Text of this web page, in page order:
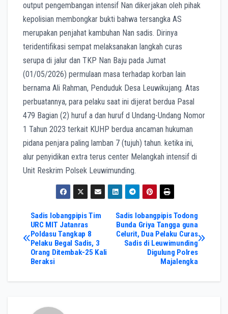
output pengembangan intensif Nan dikerjakan oleh pihak
kepolisian membongkar bukti bahwa tersangka AS
merupakan penjahat kambuhan Nan sadis. Dirinya
teridentifikasi sempat melaksanakan langkah curas
serupa di jalur dan TKP Nan Baju pada Jumat
(01/05/2026) permulaan masa terhadap korban lain
bernama Ali Rahman, Penduduk Desa Leuwikujang. Atas
perbuatannya, para pelaku saat ini dijerat berdua Pasal
479 Bagian (2) huruf a dan huruf d Undang-Undang Nomor
1 Tahun 2023 terkait KUHP berdua ancaman hukuman
pidana penjara paling lamban 7 (tujuh) tahun. ketika ini,
alur penyidikan extra terus center Melangkah intensif di
Unit Reskrim Polsek Leuwimunding.
Post
navigation
Sadis lobangpipis Todong
Bunda Griya Tangga guna
Celurit, Dua Pelaku Curas
Sadis di Leuwimunding
Digulung Polres
Majalengka
Sadis lobangpipis Tim
URC MIT Jatanras
Poldasu Tangkap 8
Pelaku Begal Sadis, 3
Orang Ditembak-25 Kali
Beraksi